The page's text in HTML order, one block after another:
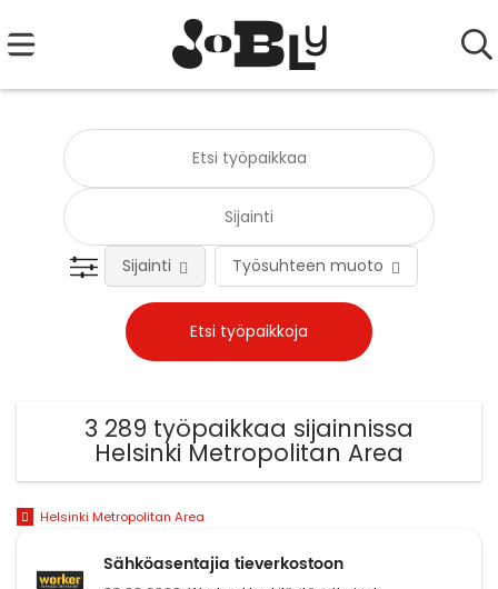
Työsuhteen muoto
Sijainti
3 289 työpaikkaa sijainnissa
Helsinki Metropolitan Area
Helsinki Metropolitan Area
Sähköasentajia tieverkostoon